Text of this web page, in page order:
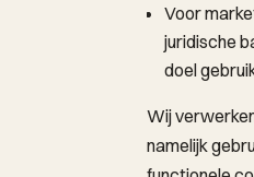
Voor
juridische
doel
Wij
namelijk